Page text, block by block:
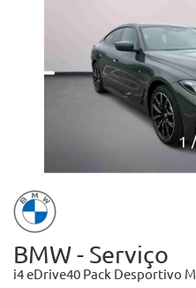
1
BMW - Serviço
i4 eDrive40 Pack Desportivo M